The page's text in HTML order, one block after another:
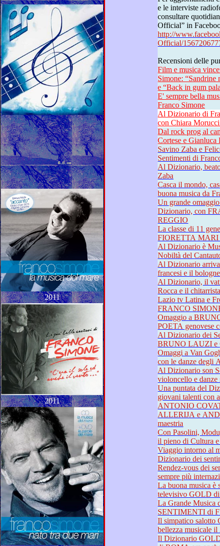
2011
2011
e le interviste radiofoniche a Franco Simone,
consultare
Official” in
http://
Official/
Film e musica
Simone:
e “Back in gum
E' sempre bella musica al Dizionario dei sentimenti di
Franco Simone
Al Dizionario di Franco Simone, è gran festa etnica
Dal rock prog al cantautorato classico con Michele
Cortese e Gianluca
Savino Zaba e Felice
Al Dizionario, beato a chi ti Puglia,
Zaba
Casca il mondo, casca la
Un grande
Dizionario, con
REGGIO
La classe di 11 generazioni di
Al Dizionario è Musica Sacra
Nobiltà del
Al Dizionario arrivano le
Al Dizionario, il vaticanista di
Rocca e il
Lazio tv Latina e
Omaggio a BRUNO
Al Dizionario dei Sentimenti le
Omaggi a Van Gogh e Achille
con le
Al Dizionario son Sentimenti
violoncello e
Una puntata del Dizionario
giovani
ANTONIO
ALLERIJA e
maestria
Con Pasolini, Modugno e
il
Viaggio intorno al mondo
Dizionario
Rendez-vous dei sentimenti
sempre più
La buona musica è
La Grande
SENTIMENTI di
Il simpatico salotto
bellezza musicale il
Il Dizionario GOLD di